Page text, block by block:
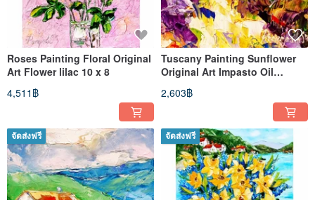
Roses Painting Floral Original
Art Flower lilac 10 x 8
4,511฿
Tuscany Painting Sunflower
Original Art Impasto Oil
Painting Landscape 6 x 6
2,603฿
จัดส่งฟรี จัดส่งฟรี